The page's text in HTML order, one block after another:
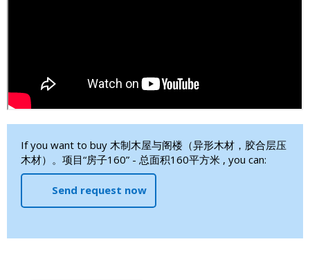
If you want to buy 木制木屋与阁楼（异形木材，胶合层压
木材）。项目“房子160” - 总面积160平方米 , you can:
Send request now